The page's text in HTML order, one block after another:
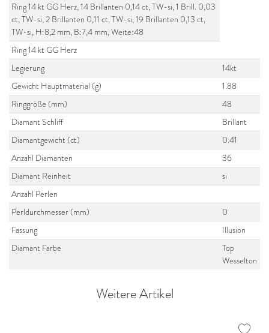
Ring 14 kt GG Herz, 14 Brillanten 0,14 ct, TW-si, 1 Brill. 0,03
ct, TW-si, 2 Brillanten 0,11 ct, TW-si, 19 Brillanten 0,13 ct,
TW-si, H:8,2 mm, B:7,4 mm, Weite:48
Ring 14 kt GG Herz
Legierung
14kt
Gewicht Hauptmaterial (g)
1.88
Ringgröße (mm)
48
Diamant Schliff
Brillant
Diamantgewicht (ct)
0.41
Anzahl Diamanten
36
Diamant Reinheit
si
Anzahl Perlen
Perldurchmesser (mm)
0
Fassung
Illusion
Diamant Farbe
Top
Wesselton
Weitere Artikel